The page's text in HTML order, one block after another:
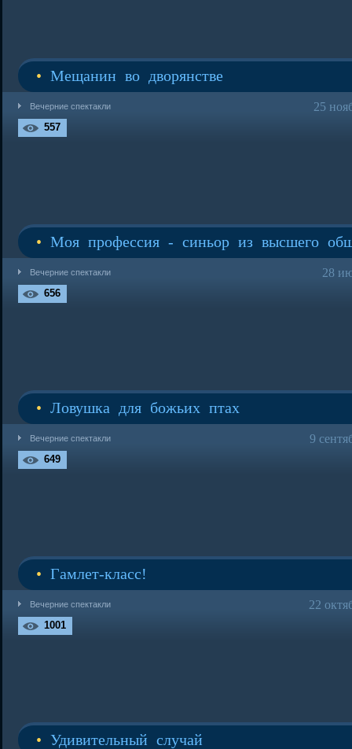
• Мещанин во дворянстве
25
Вечерние спектакли
557
• Моя профессия - синьор из высшего
28
Вечерние спектакли
656
• Ловушка для божьих птах
9
Вечерние спектакли
649
• Гамлет-класс!
22
Вечерние спектакли
1001
• Удивительный случай